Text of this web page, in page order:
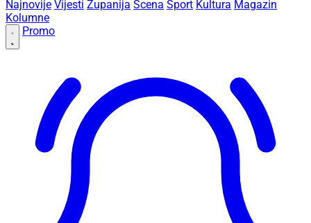
Najnovije Vijesti Županija Scena Sport Kultura Magazin
Kolumne
Promo